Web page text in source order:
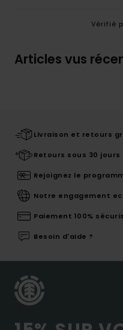
Vérifié
Articles vus
Livraison et retours
Retours sous 30 jours
Rejoignez le
Notre engagement
Paiement 100%
Besoin d'aide ?